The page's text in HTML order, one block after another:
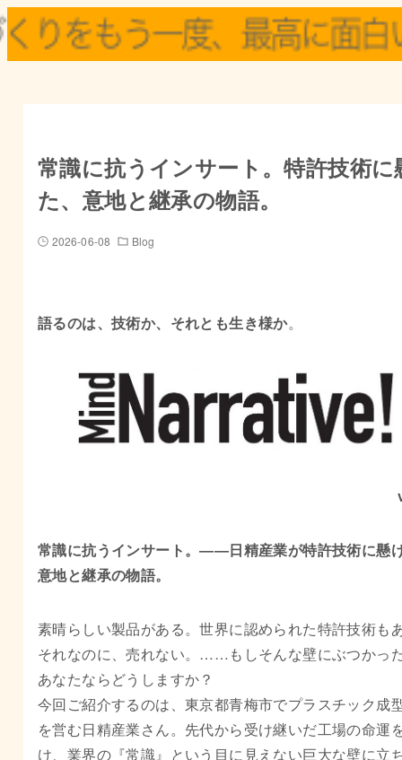
常識に抗うインサート。特許技術に
た、意地と継承の物語。
2026-06-08 Blog
語るのは、技術か、それとも生き様か。
常識に抗うインサート。――日精産業が特許技術に懸
意地と継承の物語。
素晴らしい製品がある。世界に認められた特許技術も
それなのに、売れない。……もしそんな壁にぶつかっ
あなたならどうしますか？
今回ご紹介するのは、東京都青梅市でプラスチック成
を営む日精産業さん。先代から受け継いだ工場の命運
け、業界の『常識』という目に見えない巨大な壁に立